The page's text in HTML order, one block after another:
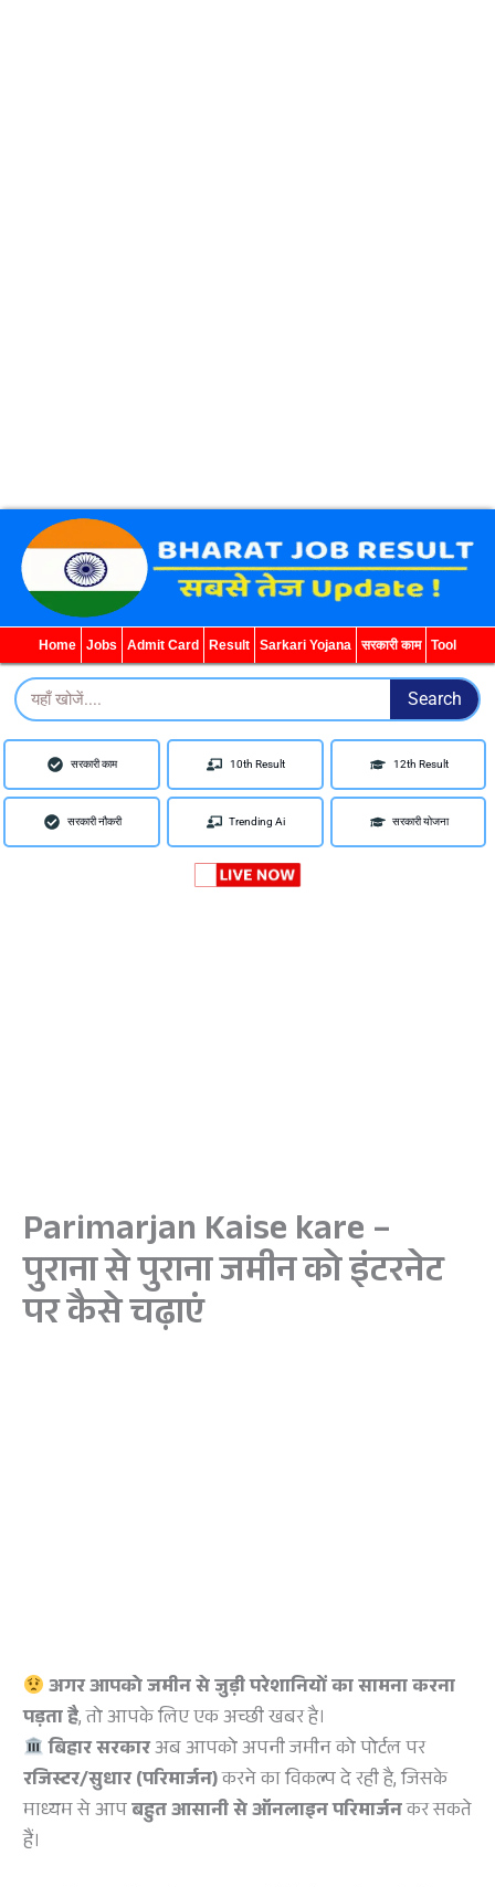
Home Jobs Admit Card Result Sarkari Yojana सरकारी काम Tool
Search Search
सरकारी काम 10th Result 12th Result
सरकारी नौकरी Trending Ai सरकारी योजना
Parimarjan Kaise kare –
पुराना से पुराना जमीन को इंटरनेट
पर कैसे चढ़ाएं
अगर आपको जमीन से जुड़ी परेशानियों का सामना करना
पड़ता है, तो आपके लिए एक अच्छी खबर है।
बिहार सरकारअब आपको अपनी जमीन को पोर्टल पर
रजिस्टर/सुधार (परिमार्जन)करने का विकल्प दे रही है, जिसके
माध्यम से आपबहुत आसानी से ऑनलाइन परिमार्जनकर सकते
हैं।
WhatsApp TelegramYouTube Facebook